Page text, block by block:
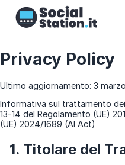
Privacy Policy
Ultimo aggiornamento: 3
Informativa sul trattamento
13-14 del Regolamento (UE)
(UE) 2024/1689 (AI Act)
1. Titolare del